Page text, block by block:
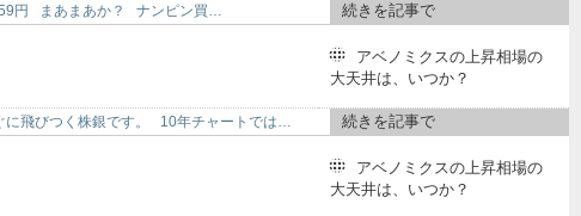
円 まあまあか？ ナンピン買… 続きを記事で
アベノミクスの上昇相場の
大天井は、いつか？
飛びつく株銀です。 10年チャートでは… 続きを記事で
アベノミクスの上昇相場の
大天井は、いつか？